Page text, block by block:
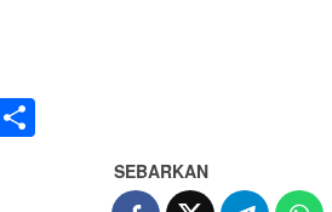
SEBARKAN